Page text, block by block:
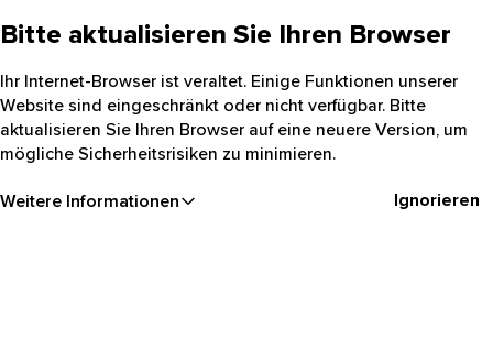
Bitte aktualisieren Sie Ihren Browser
Ihr Internet-Browser ist veraltet. Einige Funktionen unserer
Website sind eingeschränkt oder nicht verfügbar. Bitte
aktualisieren Sie Ihren Browser auf eine neuere Version, um
mögliche Sicherheitsrisiken zu minimieren.
Weitere Informationen Ignorieren